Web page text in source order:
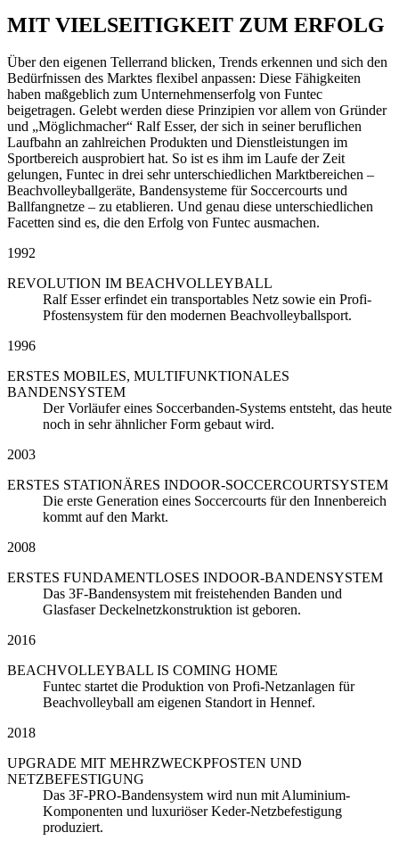
MIT VIELSEITIGKEIT ZUM ERFOLG
Über den eigenen Tellerrand blicken, Trends erkennen und sich den
Bedürfnissen des Marktes flexibel anpassen: Diese Fähigkeiten
haben maßgeblich zum Unternehmenserfolg von Funtec
beigetragen. Gelebt werden diese Prinzipien vor allem von Gründer
und „Möglichmacher“ Ralf Esser, der sich in seiner beruflichen
Laufbahn an zahlreichen Produkten und Dienstleistungen im
Sportbereich ausprobiert hat. So ist es ihm im Laufe der Zeit
gelungen, Funtec in drei sehr unterschiedlichen Marktbereichen –
Beachvolleyballgeräte, Bandensysteme für Soccercourts und
Ballfangnetze – zu etablieren. Und genau diese unterschiedlichen
Facetten sind es, die den Erfolg von Funtec ausmachen.
1992
REVOLUTION IM BEACHVOLLEYBALL
Ralf Esser erfindet ein transportables Netz sowie ein Profi-
Pfostensystem für den modernen Beachvolleyballsport.
1996
ERSTES MOBILES, MULTIFUNKTIONALES
BANDENSYSTEM
Der Vorläufer eines Soccerbanden-Systems entsteht, das heute
noch in sehr ähnlicher Form gebaut wird.
2003
ERSTES STATIONÄRES INDOOR-SOCCERCOURTSYSTEM
Die erste Generation eines Soccercourts für den Innenbereich
kommt auf den Markt.
2008
ERSTES FUNDAMENTLOSES INDOOR-BANDENSYSTEM
Das 3F-Bandensystem mit freistehenden Banden und
Glasfaser Deckelnetzkonstruktion ist geboren.
2016
BEACHVOLLEYBALL IS COMING HOME
Funtec startet die Produktion von Profi-Netzanlagen für
Beachvolleyball am eigenen Standort in Hennef.
2018
UPGRADE MIT MEHRZWECKPFOSTEN UND
NETZBEFESTIGUNG
Das 3F-PRO-Bandensystem wird nun mit Aluminium-
Komponenten und luxuriöser Keder-Netzbefestigung
produziert.